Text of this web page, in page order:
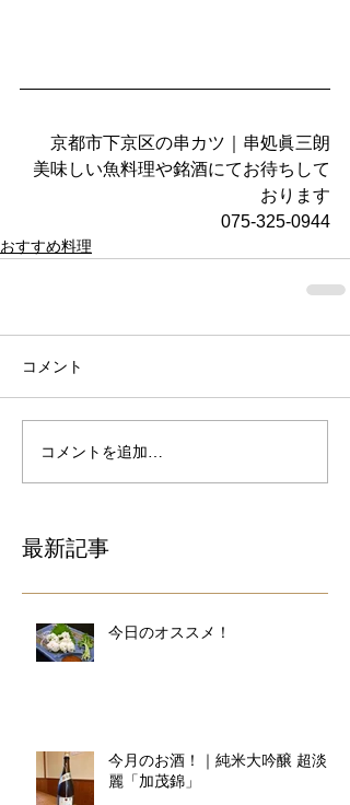
京都市下京区の串カツ｜串処眞三朗
美味しい魚料理や銘酒にてお待ちして
おります
075-325-0944
おすすめ料理
コメント
コメントを追加…
最新記事
今日のオススメ！
今月のお酒！｜純米大吟醸 超淡
麗「加茂錦」